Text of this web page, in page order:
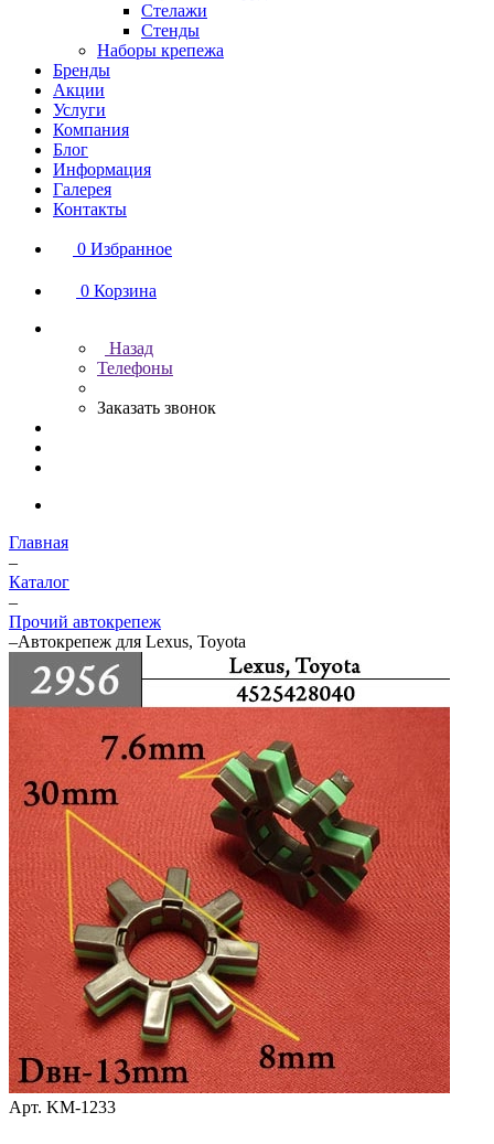
Стелажи
Стенды
Наборы крепежа
Бренды
Акции
Услуги
Компания
Блог
Информация
Галерея
Контакты
0 Избранное
0 Корзина
Назад
Телефоны
Заказать звонок
Главная
–
Каталог
–
Прочий автокрепеж
–Автокрепеж для Lexus, Toyota
Арт. KM-1233